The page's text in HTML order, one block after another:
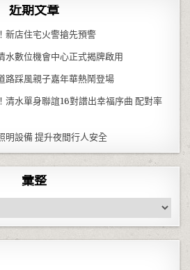
近期文章
新店住宅火警搶先預警
水數位機會中心正式揭牌啟用
路踩風親子嘉年華熱鬧登場
清水單身聯誼16對譜出幸福序曲 配對率
明設備 提升夜間行人安全
彙整